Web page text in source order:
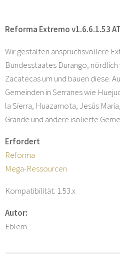
Reforma Extremo v1.6.6.1.53
Wir gestalten anspruchsvollere
Bundesstaates Durango,
Zacatecas um und bauen diese.
Gemeinden in Serranes wie
la Sierra, Huazamota, Jesús
Grande und andere isolierte
Erfordert
Reforma
Mega-Ressourcen
Kompatibilität: 1.53.x
Autor:
Eblem